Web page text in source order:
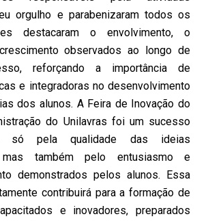
orgulho e parabenizaram todos os
destacaram o envolvimento, o
observados ao longo de
reforçando a importância de
e integradoras no desenvolvimento
dos alunos. A Feira de Inovação do
do Unilavras foi um sucesso
só pela qualidade das ideias
mas também pelo entusiasmo e
demonstrados pelos alunos. Essa
contribuirá para a formação de
e inovadores, preparados